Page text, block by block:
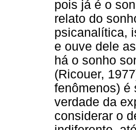
pois já é o
relato do
psicanalítica,
e ouve dele
há o sonho
(Ricouer,
fenômenos) é
verdade da
considerar o